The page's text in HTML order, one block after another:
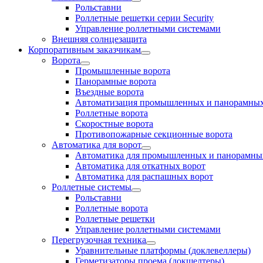
Рольставни
Роллетные решетки серии Security
Управление роллетными системами
Внешняя солнцезащита
Корпоративным заказчикам
Ворота
Промышленные ворота
Панорамные ворота
Въездные ворота
Автоматизация промышленных и
Роллетные ворота
Скоростные ворота
Противопожарные секционные ворота
Автоматика для ворот
Автоматика для промышленных и
Автоматика для откатных ворот
Автоматика для распашных ворот
Роллетные системы
Рольставни
Роллетные ворота
Роллетные решетки
Управление роллетными системами
Перегрузочная техника
Уравнительные платформы (доклевеллеры)
Герметизаторы проема (докшелтеры)